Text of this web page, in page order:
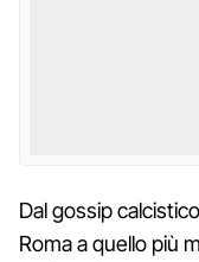
Dal gossip
Roma a quello più